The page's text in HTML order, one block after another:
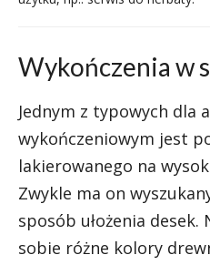
Wykończenia w
Jednym z typowych dla
wykończeniowym jest
lakierowanego na
Zwykle ma on
sposób ułożenia desek.
sobie różne kolory